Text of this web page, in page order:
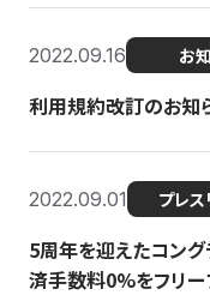
2022.09.16 お
利用規約改訂のお知
2022.09.01 プレス
5周年を迎えたコング
済手数料0%をフリ